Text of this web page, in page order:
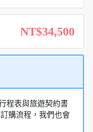
NT$34,500
程表與旅遊契約書
購流程，我們也會